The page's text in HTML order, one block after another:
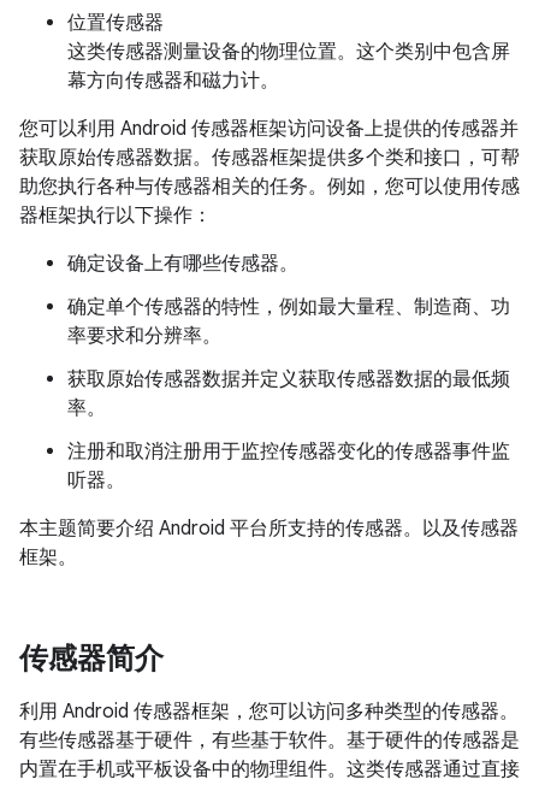
位置传感器
这类传感器测量设备的物理位置。这个类别中包含屏
幕方向传感器和磁力计。
您可以利用 Android 传感器框架访问设备上提供的传感器并
获取原始传感器数据。传感器框架提供多个类和接口，可帮
助您执行各种与传感器相关的任务。例如，您可以使用传感
器框架执行以下操作：
确定设备上有哪些传感器。
确定单个传感器的特性，例如最大量程、制造商、功
率要求和分辨率。
获取原始传感器数据并定义获取传感器数据的最低频
率。
注册和取消注册用于监控传感器变化的传感器事件监
听器。
本主题简要介绍 Android 平台所支持的传感器。以及传感器
框架。
传感器简介
利用 Android 传感器框架，您可以访问多种类型的传感器。
有些传感器基于硬件，有些基于软件。基于硬件的传感器是
内置在手机或平板设备中的物理组件。这类传感器通过直接